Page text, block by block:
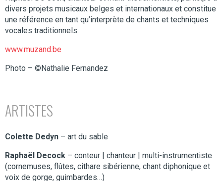
divers projets musicaux belges et internationaux et constitue
une référence en tant qu’interprète de chants et techniques
vocales traditionnels.
www.muzand.be
Photo – ©Nathalie Fernandez
ARTISTES
Colette Dedyn – art du sable
Raphaël Decock – conteur | chanteur | multi-instrumentiste
(cornemuses, flûtes, cithare sibérienne, chant diphonique et
voix de gorge, guimbardes…)